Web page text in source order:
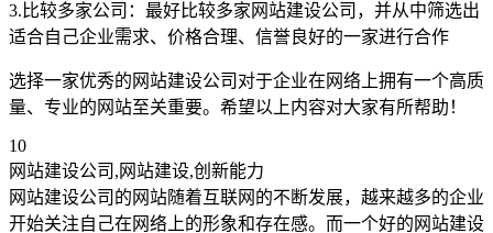
3.比较多家公司：最好比较多家网站建设公司，并从中筛选出
适合自己企业需求、价格合理、信誉良好的一家进行合作
选择一家优秀的网站建设公司对于企业在网络上拥有一个高质
量、专业的网站至关重要。希望以上内容对大家有所帮助！
10
网站建设公司,网站建设,创新能力
网站建设公司的网站随着互联网的不断发展，越来越多的企业
开始关注自己在网络上的形象和存在感。而一个好的网站建设